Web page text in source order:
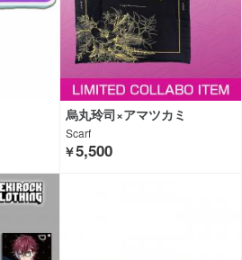
烏丸玲司×アマツカミ
Scarf
￥5,500